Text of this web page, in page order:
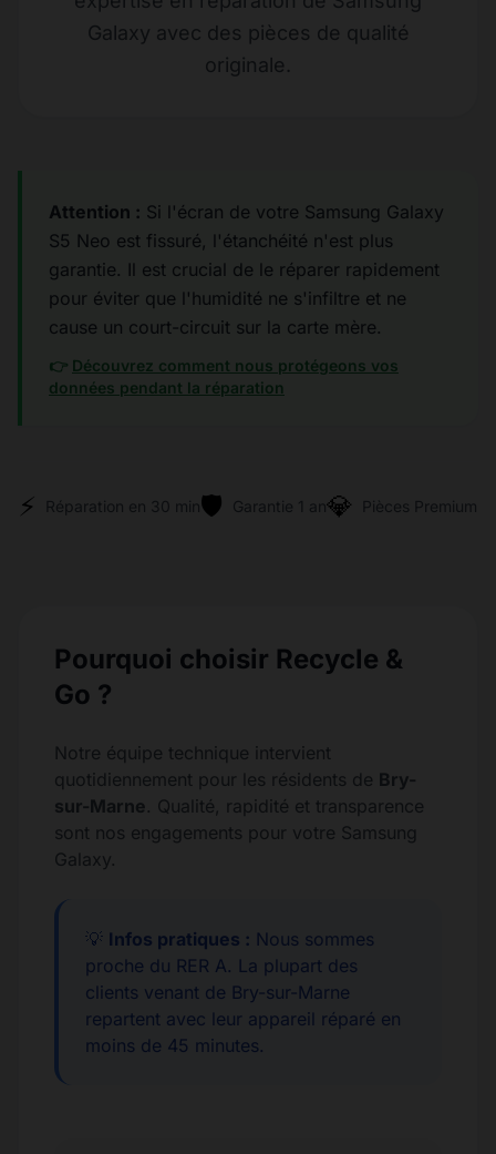
Galaxy avec des pièces de qualité
originale.
Attention : Si l'écran de votre Samsung Galaxy
S5 Neo est fissuré, l'étanchéité n'est plus
garantie. Il est crucial de le réparer rapidement
pour éviter que l'humidité ne s'infiltre et ne
cause un court-circuit sur la carte mère.
👉 Découvrez comment nous protégeons vos
données pendant la réparation
⚡ Réparation en 30 min🛡️ Garantie 1 an💎 Pièces Premium
Pourquoi choisir Recycle &
Go ?
Notre équipe technique intervient
quotidiennement pour les résidents de Bry-
sur-Marne. Qualité, rapidité et transparence
sont nos engagements pour votre Samsung
Galaxy.
💡 Infos pratiques : Nous sommes
proche du RER A. La plupart des
clients venant de Bry-sur-Marne
repartent avec leur appareil réparé en
moins de 45 minutes.